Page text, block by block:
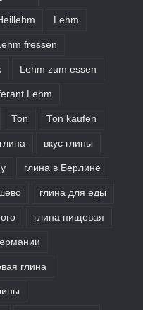
Lehm
fressen
Lehm zum essen
Lehm
Ton Ton kaufen
вкус глины
глина в Берлине
глина для еды
глина пищевая
глина